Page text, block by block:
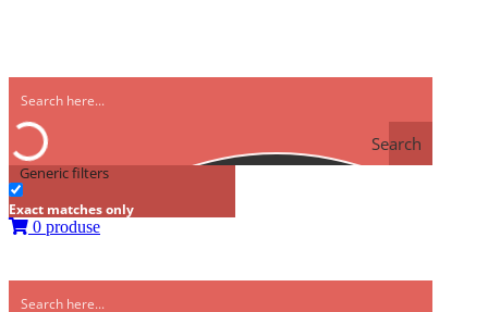
Search
Generic filters
Exact matches only
0 produse